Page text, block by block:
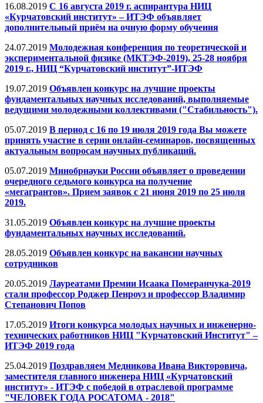
16.08.2019 C 16 августа 2019 г. аспирантура НИЦ
«Курчатовский институт» – ИТЭФ объявляет
дополнительный приём на очную форму обучения
24.07.2019 Молодежная конференция по теоретической и
экспериментальной физике (МКТЭФ-2019), 25-28 ноября
2019 г., НИЦ “Курчатовский институт”-ИТЭФ
19.07.2019 Объявлен конкурс на лучшие проекты
фундаментальных научных исследований, выполняемые
ведущими молодежными коллективами ("Стабильность").
05.07.2019 В период с 16 по 19 июля 2019 года Вы можете
принять участие в серии онлайн-семинаров, посвященных
актуальным вопросам научных публикаций.
05.07.2019 Минобрнауки России объявляет о проведении
очередного седьмого конкурса на получение
«мегагрантов». Прием заявок c 21 июня 2019 по 25 июля
2019.
31.05.2019 Объявлен конкурс на лучшие проекты
фундаментальных научных исследований.
28.05.2019 Объявлен конкурс на вакансии научных
сотрудников
20.05.2019 Лауреатами Премии Исаака Померанчука-2019
стали профессор Роджер Пенроуз и профессор Владимир
Степанович Попов
17.05.2019 Итоги конкурса молодых научных и инженерно-
технических работников НИЦ "Курчатовский Институт" –
ИТЭФ 2019 года
25.04.2019 Поздравляем Медникова Ивана Викторовича,
заместителя главного инженера НИЦ «Курчатовский
институт» - ИТЭФ с победой в отраслевой программе
"ЧЕЛОВЕК ГОДА РОСАТОМА - 2018"